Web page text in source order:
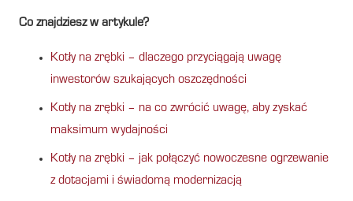
Co znajdziesz w artykule?
Kotły na zrębki – dlaczego przyciągają uwagę
inwestorów szukających oszczędności
Kotły na zrębki – na co zwrócić uwagę, aby zyskać
maksimum wydajności
Kotły na zrębki – jak połączyć nowoczesne ogrzewanie
z dotacjami i świadomą modernizacją